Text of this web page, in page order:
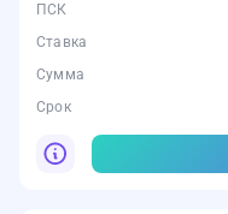
ПСК
Ставка
Сумма
Срок